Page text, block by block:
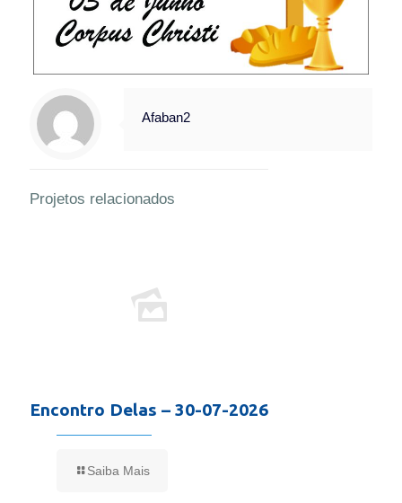
Afaban2
Projetos relacionados
Encontro Delas – 30-07-2026
Saiba Mais